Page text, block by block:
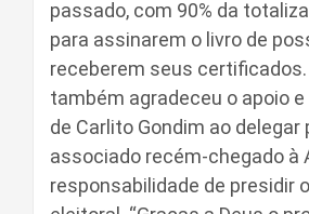
passado, com 90% da
para assinarem o livro de
receberem seus
também agradeceu o apoio
de Carlito Gondim ao delegar
associado recém-chegado à
responsabilidade de presidir